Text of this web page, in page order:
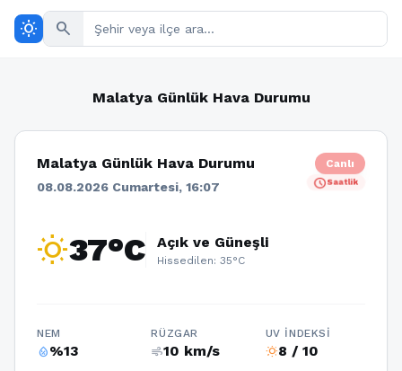
wb_sunny search
Malatya Günlük Hava Durumu
Malatya Günlük Hava Durumu
08.08.2026 Cumartesi, 16:07
Canlı
scheduleSaatlik
wb_sunny37°C Açık ve Güneşli
Hissedilen: 35°C
NEM
humidity_percentage%13
RÜZGAR
air10 km/s
UV İNDEKSI
wb_sunny8 / 10